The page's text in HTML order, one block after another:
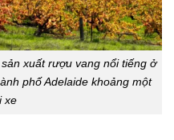
xuất rượu vang nổi tiếng ở
phố Adelaide khoảng một
xe